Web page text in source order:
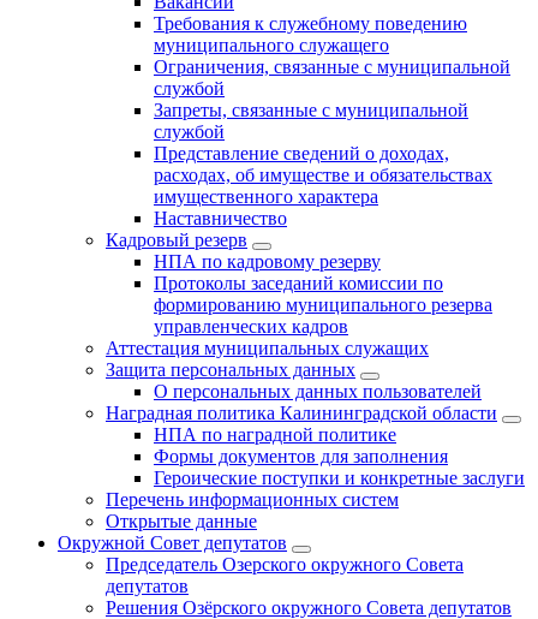
Требования к служебному поведению
муниципального служащего
Ограничения, связанные с муниципальной
службой
Запреты, связанные с муниципальной
службой
Представление сведений о доходах,
расходах, об имуществе и обязательствах
имущественного характера
Наставничество
Кадровый резерв
НПА по кадровому резерву
Протоколы заседаний комиссии по
формированию муниципального резерва
управленческих кадров
Аттестация муниципальных служащих
Защита персональных данных
О персональных данных пользователей
Наградная политика Калининградской области
НПА по наградной политике
Формы документов для заполнения
Героические поступки и конкретные заслуги
Перечень информационных систем
Открытые данные
Окружной Совет депутатов
Председатель Озерского окружного Совета
депутатов
Решения Озёрского окружного Совета депутатов